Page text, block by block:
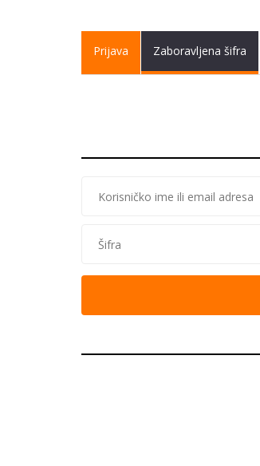
Primary
Prijava (activeZaboravljena šifra